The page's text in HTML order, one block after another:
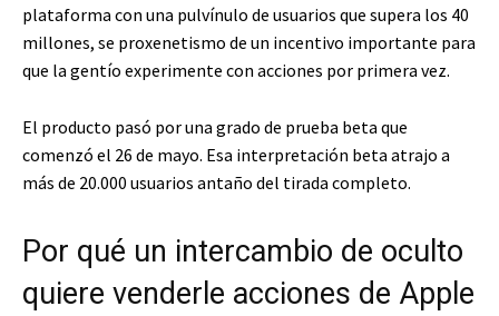
plataforma con una pulvínulo de usuarios que supera los 40
millones, se proxenetismo de un incentivo importante para
que la gentío experimente con acciones por primera vez.
El producto pasó por una grado de prueba beta que
comenzó el 26 de mayo. Esa interpretación beta atrajo a
más de 20.000 usuarios antaño del tirada completo.
Por qué un intercambio de oculto
quiere venderle acciones de Apple